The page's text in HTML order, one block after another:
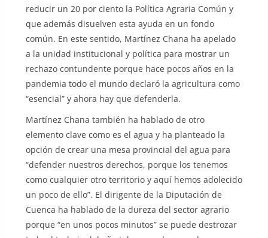
reducir un 20 por ciento la Política Agraria Común y
que además disuelven esta ayuda en un fondo
común. En este sentido, Martínez Chana ha apelado
a la unidad institucional y política para mostrar un
rechazo contundente porque hace pocos años en la
pandemia todo el mundo declaró la agricultura como
“esencial” y ahora hay que defenderla.
Martínez Chana también ha hablado de otro
elemento clave como es el agua y ha planteado la
opción de crear una mesa provincial del agua para
“defender nuestros derechos, porque los tenemos
como cualquier otro territorio y aquí hemos adolecido
un poco de ello”. El dirigente de la Diputación de
Cuenca ha hablado de la dureza del sector agrario
porque “en unos pocos minutos” se puede destrozar